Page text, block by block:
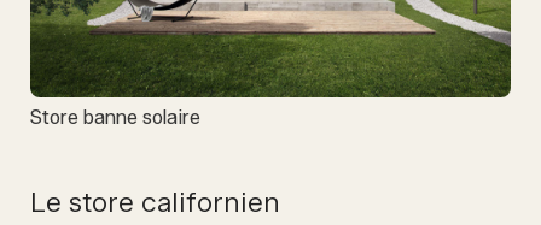
Store banne solaire
Le store californien